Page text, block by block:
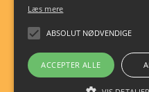
Læs mere
ABSOLUT NØDVENDIGE
ACCEPTER ALLE